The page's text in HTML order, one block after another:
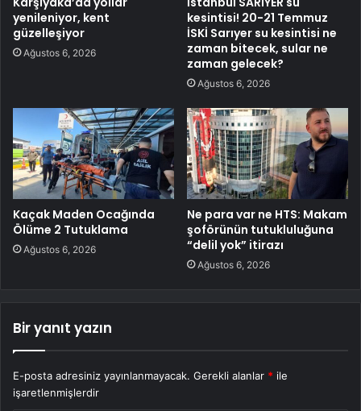
yenileniyor, kent
güzelleşiyor
Ağustos 6, 2026
kesintisi! 20-21 Temmuz
İSKİ Sarıyer su kesintisi ne
zaman bitecek, sular ne
zaman gelecek?
Ağustos 6, 2026
Kaçak Maden Ocağında
Ölüme 2 Tutuklama
Ağustos 6, 2026
Ne para var ne HTS: Makam
şoförünün tutukluluğuna
“delil yok” itirazı
Ağustos 6, 2026
Bir yanıt yazın
E-posta adresiniz yayınlanmayacak. Gerekli alanlar * ile
işaretlenmişlerdir